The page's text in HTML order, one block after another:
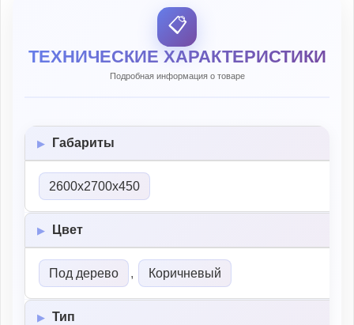
📋
ТЕХНИЧЕСКИЕ ХАРАКТЕРИСТИКИ
Подробная информация о товаре
Габариты
2600х2700х450
Цвет
Под дерево , Коричневый
Тип